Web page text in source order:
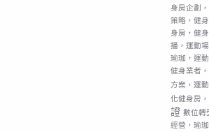
身房企劃
策略，健
身房，健
播，運動
瑜珈，運
健身業者
方案，運
化健身房
證 數位轉
經營，瑜